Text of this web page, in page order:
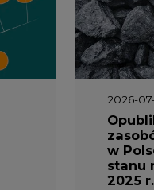
2026-
w
stanu
2025 r.